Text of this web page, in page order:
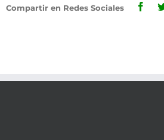
Compartir en Redes Sociales